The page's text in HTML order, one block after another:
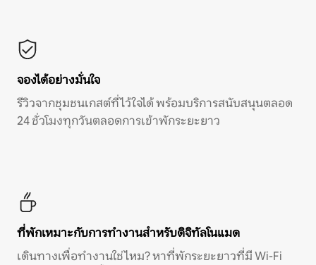
จองได้อย่างมั่นใจ
รีวิวจากชุมชนเกสต์ที่ไว้ใจได้ พร้อมบริการสนับสนุนตลอด
24 ชั่วโมงทุกวันตลอดการเข้าพักระยะยาว
ที่พักเหมาะกับการทำงานสำหรับดิจิทัลโนแมด
เดินทางเพื่อทำงานใช่ไหม? หาที่พักระยะยาวที่มี Wi-Fi